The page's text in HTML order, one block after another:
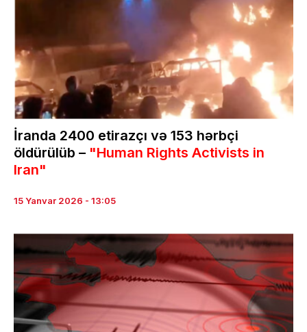
İranda 2400 etirazçı və 153 hərbçi
öldürülüb – "Human Rights Activists in
Iran"
15 Yanvar 2026 - 13:05